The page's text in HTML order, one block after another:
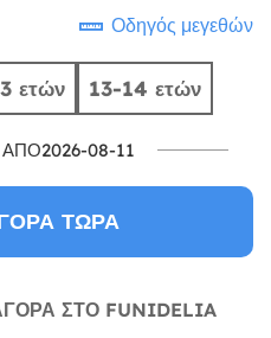
Οδηγός μεγεθών
ετών 13-14 ετών
08-11
ΤΏΡΑ
ΣΤΟ FUNIDELIA